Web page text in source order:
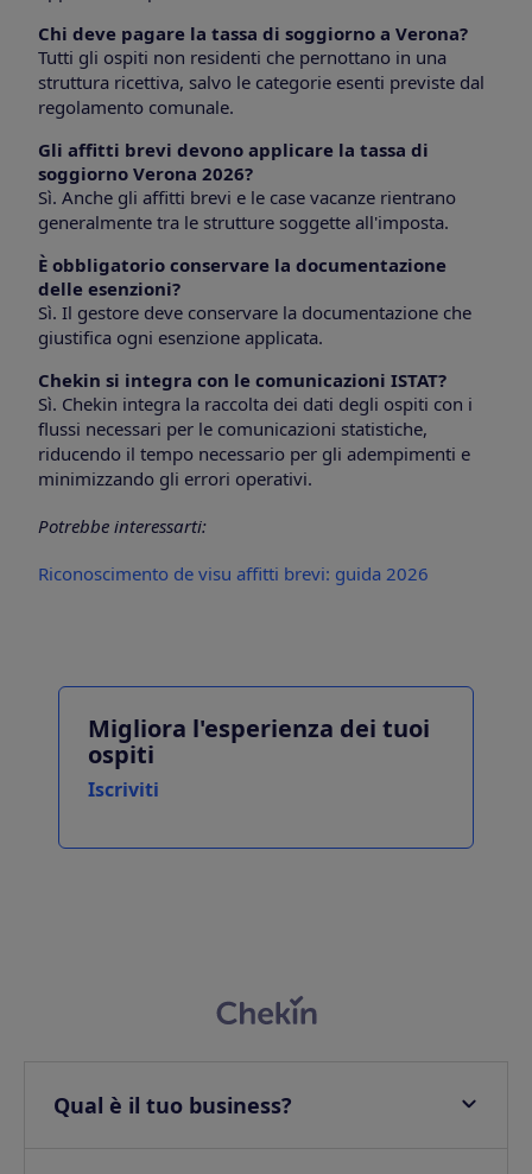
Chi deve pagare la tassa di soggiorno a Verona?
Tutti gli ospiti non residenti che pernottano in una
struttura ricettiva, salvo le categorie esenti previste dal
regolamento comunale.
Gli affitti brevi devono applicare la tassa di
soggiorno Verona 2026?
Sì. Anche gli affitti brevi e le case vacanze rientrano
generalmente tra le strutture soggette all'imposta.
È obbligatorio conservare la documentazione
delle esenzioni?
Sì. Il gestore deve conservare la documentazione che
giustifica ogni esenzione applicata.
Chekin si integra con le comunicazioni ISTAT?
Sì. Chekin integra la raccolta dei dati degli ospiti con i
flussi necessari per le comunicazioni statistiche,
riducendo il tempo necessario per gli adempimenti e
minimizzando gli errori operativi.
Potrebbe interessarti:
Riconoscimento de visu affitti brevi: guida 2026
Migliora l'esperienza dei tuoi
ospiti
Iscriviti
Qual è il tuo business?